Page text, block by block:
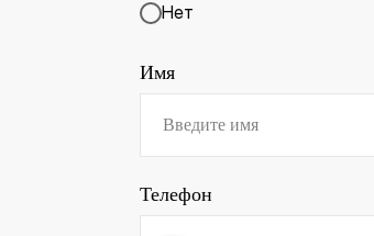
Нет
Имя
Телефон